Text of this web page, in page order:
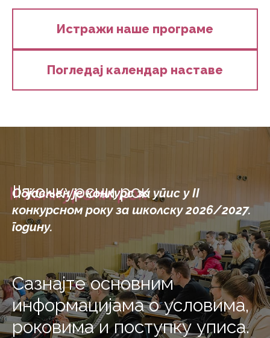
Истражи наше програме
Погледај календар наставе
II конкурсни рок
Објављен је конкурс за упис у II
конкурсном року за школску 2026/2027.
годину.
Сазнајте основним
информацијама о условима,
роковима и поступку уписа.